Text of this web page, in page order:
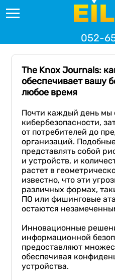
052-
The Knox Journals:
обеспечивает вашу
любое время
Почти каждый день мы
кибербезопасности,
от потребителей до
организаций.
представлять собой
и устройств, и
растет в
известно, что эти
различных формах,
ПО или фишинговые
остаются
Инновационные
информационной
предоставляют
обеспечивая
устройства.